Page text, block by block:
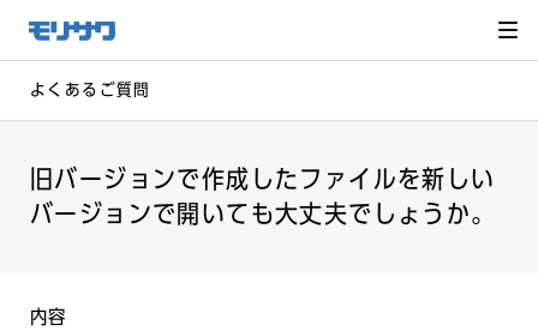
メ
ニュー
飛ばし
へ移動
よくあるご質問
旧バージョンで作成したファイルを新しい
バージョンで開いても大丈夫でしょうか。
内容